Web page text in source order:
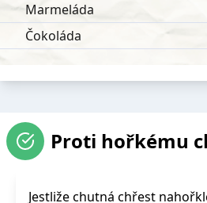
Marmeláda
Čokoláda
Proti hořkému
Jestliže chutná chřest